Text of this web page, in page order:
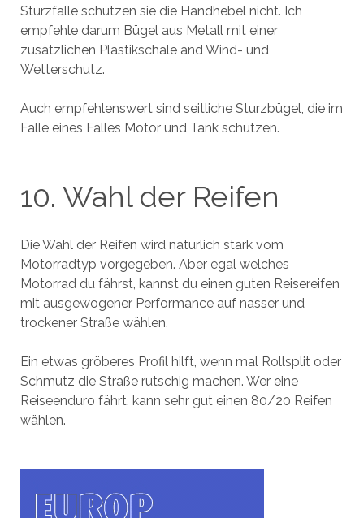
Sturzfalle schützen sie die Handhebel nicht. Ich
empfehle darum Bügel aus Metall mit einer
zusätzlichen Plastikschale and Wind- und
Wetterschutz.
Auch empfehlenswert sind seitliche Sturzbügel, die im
Falle eines Falles Motor und Tank schützen.
10. Wahl der Reifen
Die Wahl der Reifen wird natürlich stark vom
Motorradtyp vorgegeben. Aber egal welches
Motorrad du fährst, kannst du einen guten Reisereifen
mit ausgewogener Performance auf nasser und
trockener Straße wählen.
Ein etwas gröberes Profil hilft, wenn mal Rollsplit oder
Schmutz die Straße rutschig machen. Wer eine
Reiseenduro fährt, kann sehr gut einen 80/20 Reifen
wählen.